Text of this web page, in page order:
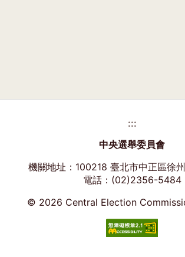
:::
中央選舉委員會
機關地址：100218 臺北市中正區徐州
電話：(02)2356-5484
© 2026 Central Election